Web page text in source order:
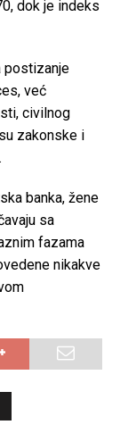
dok je indeks
postizanje
već
civilnog
zakonske i
banka, žene
sa
fazama
nikakve